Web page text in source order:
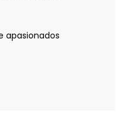
apasionados